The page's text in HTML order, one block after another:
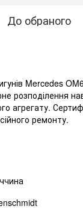
До обраного
Mercedes
розподілення
агрегату.
ремонту.